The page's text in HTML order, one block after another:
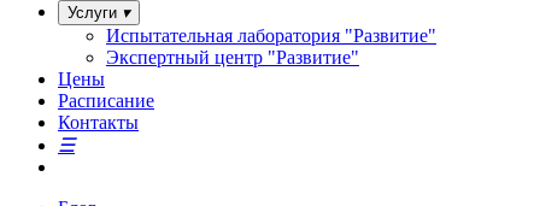
Услуги
Испытательная лаборатория "Развитие"
Экспертный центр "Развитие"
Цены
Расписание
Контакты